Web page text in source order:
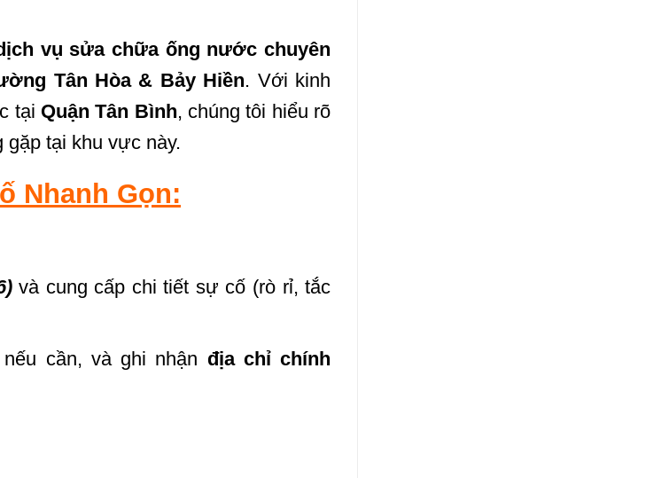
vụ sửa chữa ống nước chuyên
Tân Hòa & Bảy Hiền. Với kinh
tại Quận Tân Bình, chúng tôi hiểu rõ
tại khu vực này.
Nhanh Gọn:
và cung cấp chi tiết sự cố (rò rỉ, tắc
cần, và ghi nhận địa chỉ chính